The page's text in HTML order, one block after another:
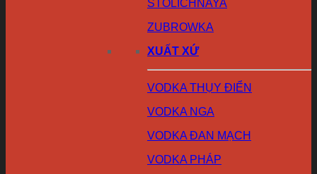
STOLICHNAYA
ZUBROWKA
XUẤT XỨ
VODKA THỤY ĐIỂN
VODKA NGA
VODKA ĐAN MẠCH
VODKA PHÁP